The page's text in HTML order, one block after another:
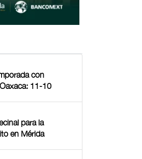
con
11-10
para la
en Mérida